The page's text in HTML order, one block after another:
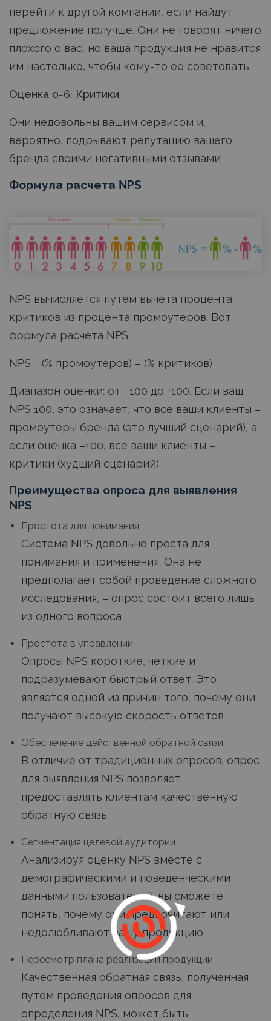
перейти к другой компании, если найдут
предложение получше. Они не говорят ничего
плохого о вас, но ваша продукция не нравится
им настолько, чтобы кому-то ее советовать.
Оценка 0-6: Критики
Они недовольны вашим сервисом и,
вероятно, подрывают репутацию вашего
бренда своими негативными отзывами.
Формула расчета NPS
NPS вычисляется путем вычета процента
критиков из процента промоутеров. Вот
формула расчета NPS:
NPS = (% промоутеров) – (% критиков)
Диапазон оценки: от –100 до +100. Если ваш
NPS 100, это означает, что все ваши клиенты –
промоутеры бренда (это лучший сценарий), а
если оценка –100, все ваши клиенты –
критики (худший сценарий).
Преимущества опроса для выявления
NPS
Простота для понимания
Система NPS довольно проста для
понимания и применения. Она не
предполагает собой проведение сложного
исследования, – опрос состоит всего лишь
из одного вопроса.
Простота в управлении
Опросы NPS короткие, четкие и
подразумевают быстрый ответ. Это
является одной из причин того, почему они
получают высокую скорость ответов.
Обеспечение действенной обратной связи
В отличие от традиционных опросов, опрос
для выявления NPS позволяет
предоставлять клиентам качественную
обратную связь.
Сегментация целевой аудитории
Анализируя оценку NPS вместе с
демографическими и поведенческими
данными пользователей, вы сможете
понять, почему они предпочитают или
недолюбливают вашу продукцию.
Пересмотр плана реализации продукции
Качественная обратная связь, полученная
путем проведения опросов для
определения NPS, может быть